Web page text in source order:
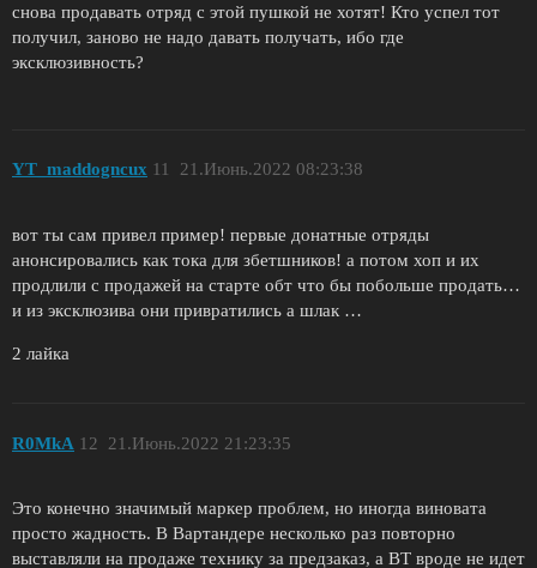
снова продавать отряд с этой пушкой не хотят! Кто успел тот
получил, заново не надо давать получать, ибо где
эксклюзивность?
YT_maddogncux 21.Июнь.2022 08:23:38
11
вот ты сам привел пример! первые донатные отряды
анонсировались как тока для збетшников! а потом хоп и их
продлили с продажей на старте обт что бы побольше продать…
и из эксклюзива они привратились а шлак …
2 лайка
R0MkA 21.Июнь.2022 21:23:35
12
Это конечно значимый маркер проблем, но иногда виновата
просто жадность. В Вартандере несколько раз повторно
выставляли на продаже технику за предзаказ, а ВТ вроде не идет